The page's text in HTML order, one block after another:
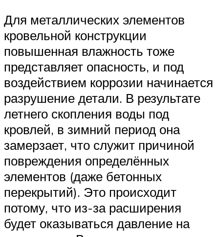
Для металлических элементов
кровельной конструкции
повышенная влажность тоже
представляет опасность, и под
воздействием коррозии начинается
разрушение детали. В результате
летнего скопления воды под
кровлей, в зимний период она
замерзает, что служит причиной
повреждения определённых
элементов (даже бетонных
перекрытий). Это происходит
потому, что из-за расширения
будет оказываться давление на